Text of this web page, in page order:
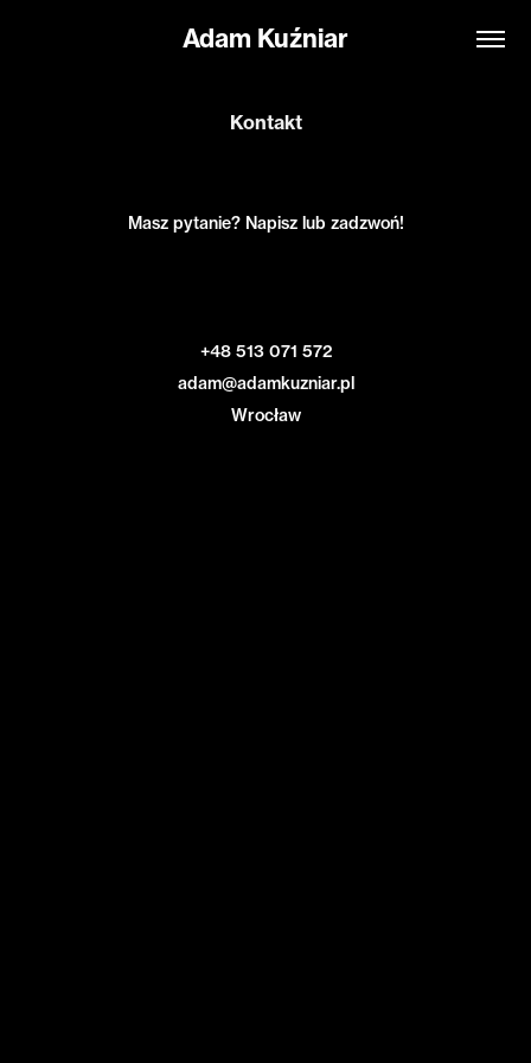
Adam Kuźniar
Kontakt
Masz pytanie? Napisz lub zadzwoń!
+48 513 071 572
adam@adamkuzniar.pl
Wrocław